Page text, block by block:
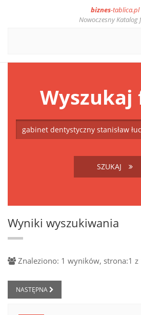
biznes-tablica.pl
Nowoczesny Katalog
SZUKAJ
Wyniki wyszukiwania
Znaleziono: 1 wyników, strona:1 z
NASTĘPNA